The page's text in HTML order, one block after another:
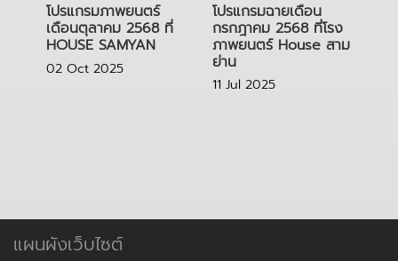
โปรแกรมภาพยนตร์
เดือนตุลาคม 2568 ที่
HOUSE SAMYAN
02 Oct 2025
โปรแกรมฉายเดือน
กรกฎาคม 2568 ที่โรง
ภาพยนตร์ House สาม
ย่าน
11 Jul 2025
แผนผังเว็บไซต์